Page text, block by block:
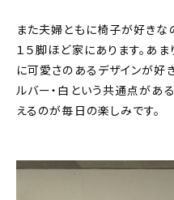
また夫婦ともに椅子が好きな
１５脚ほど家にあります。あ
に可愛さのあるデザインが好
ルバー・白という共通点があ
えるのが毎日の楽しみです。